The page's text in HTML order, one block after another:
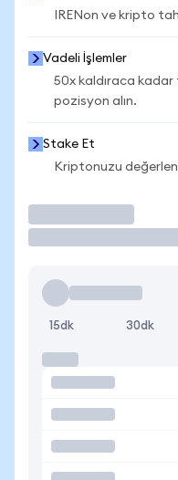
IRENon ve kripto
Vadeli İşlemler
50x kaldıraca kadar
pozisyon alın.
Stake Et
Kriptonuzu
15dk 30dk